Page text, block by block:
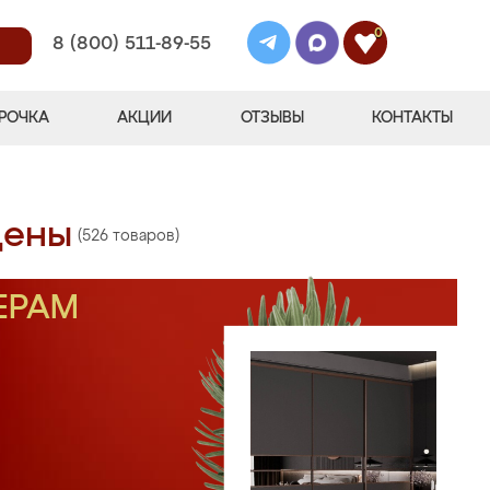
8 (800) 511-89-55
0
АКЦИИ ОТЗЫВЫ КОНТАКТЫ
(526 товаров)